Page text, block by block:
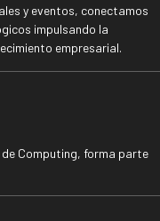
y eventos, conectamos
impulsando la
empresarial.
Computing, forma parte